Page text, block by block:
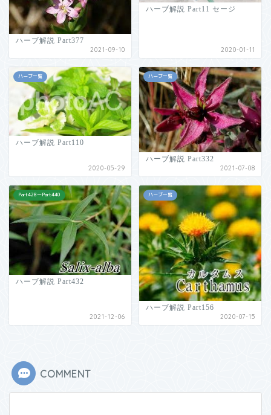
ハーブ解説 Part377
2021-09-10
ハーブ解説 Part11 セージ
2020-01-11
ハーブ一覧
ハーブ解説 Part110
2020-05-29
ハーブ一覧
ハーブ解説 Part332
2021-07-08
Part428～Part440
ハーブ解説 Part432
2021-12-06
ハーブ一覧
ハーブ解説 Part156
2020-07-15
COMMENT